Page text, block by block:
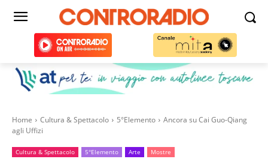
Home Cultura & Spettacolo 5°Elemento
Ancora su Cai Guo-Qiang
agli Uffizi
Cultura & Spettacolo 5°Elemento Arte Mostre